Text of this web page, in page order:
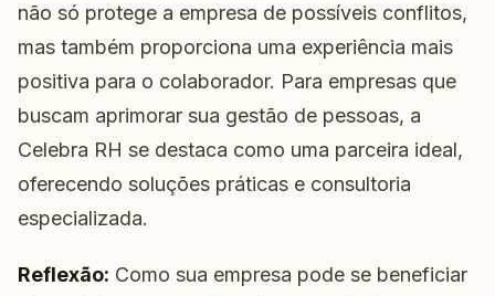
não só protege a empresa de possíveis conflitos,
mas também proporciona uma experiência mais
positiva para o colaborador. Para empresas que
buscam aprimorar sua gestão de pessoas, a
Celebra RH se destaca como uma parceira ideal,
oferecendo soluções práticas e consultoria
especializada.
Reflexão: Como sua empresa pode se beneficiar